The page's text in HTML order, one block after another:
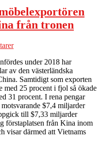
från tronen
under 2018 har
av den västerländska
Samtidigt som exporten
25 procent i fjol så ökade
31 procent. I rena pengar
$7,4 miljarder
till $7,33 miljarder
förstaplatsen från Kina inom
visar därmed att Vietnams